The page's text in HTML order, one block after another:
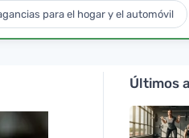
para el hogar y el automóvil
Últimos